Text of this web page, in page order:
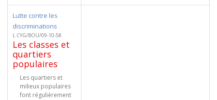
Lutte contre les
discriminations
L CYG/BOU/09-10-58
Les classes et
quartiers
populaires
Les quartiers et
milieux populaires
font régulièrement